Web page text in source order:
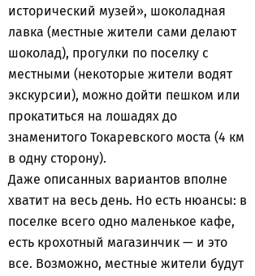
исторический музей», шоколадная
лавка (местные жители сами делают
шоколад), прогулки по поселку с
местными (некоторые жители водят
экскурсии), можно дойти пешком или
прокатиться на лошадях до
знаменитого Токаревского моста (4 км
в одну сторону).
Даже описанных вариантов вполне
хватит на весь день. Но есть нюансы: в
поселке всего одно маленькое кафе,
есть крохотный магазинчик — и это
все. Возможно, местные жители будут